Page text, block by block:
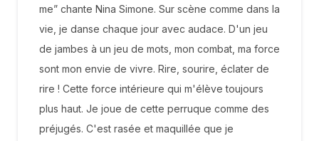
me” chante Nina Simone. Sur scène comme dans la
vie, je danse chaque jour avec audace. D'un jeu
de jambes à un jeu de mots, mon combat, ma force
sont mon envie de vivre. Rire, sourire, éclater de
rire ! Cette force intérieure qui m'élève toujours
plus haut. Je joue de cette perruque comme des
préjugés. C'est rasée et maquillée que je